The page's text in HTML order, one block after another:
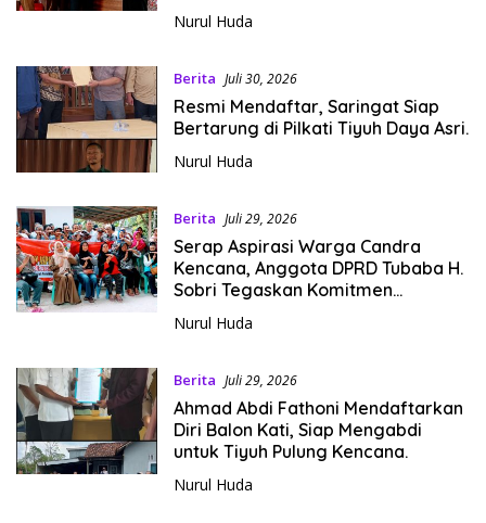
Nurul Huda
Berita Juli 30, 2026
‎Resmi Mendaftar, Saringat Siap
Bertarung di Pilkati Tiyuh Daya Asri.
Nurul Huda
Berita Juli 29, 2026
‎Serap Aspirasi Warga Candra
Kencana, Anggota DPRD Tubaba H.
Sobri Tegaskan Komitmen
Nurul Huda
Berita Juli 29, 2026
‎Ahmad Abdi Fathoni Mendaftarkan
Diri Balon Kati, Siap Mengabdi
untuk Tiyuh Pulung Kencana.
Nurul Huda